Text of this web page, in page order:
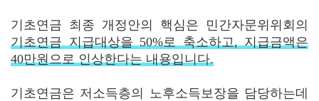
기초연금 최종 개정안의 핵심은 민간자문위위회의
기초연금 지급대상을 50%로 축소하고, 지급금액은
40만원으로 인상한다는 내용입니다.
기초연금은 저소득층의 노후소득보장을 담당하는데